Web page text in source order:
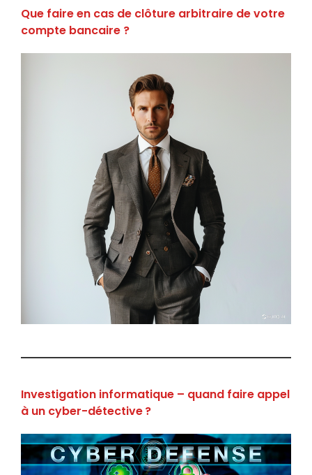
Que faire en cas de clôture arbitraire de votre
compte bancaire ?
Investigation informatique – quand faire appel
à un cyber-détective ?